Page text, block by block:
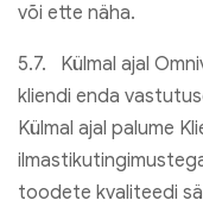
või ette näha.
5.7. Külmal ajal
kliendi enda
Külmal ajal palume
toodete kvaliteedi